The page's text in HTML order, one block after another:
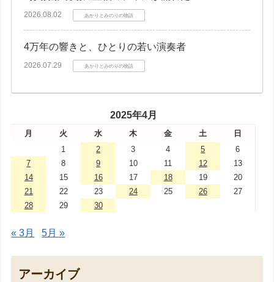
2026.08.02 あかりとみのりの物語
4万年の響きと、ひとりの若い演奏者
2026.07.29 あかりとみのりの物語
2025年4月
月 火 水 木 金 土
日
1
2 3 4 5
6
7
8 9 10 11 12
13
14
15 16 17 18 19
20
21
22 23 24 25 26
27
28
29 30
« 3月 5月 »
アーカイブ